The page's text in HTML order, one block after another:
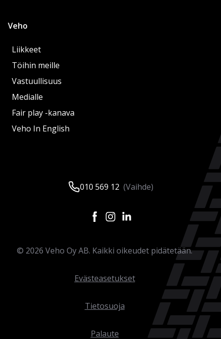
Veho
Liikkeet
Töihin meille
Vastuullisuus
Medialle
Fair play -kanava
Veho In English
010 569 12 (Vaihde)
© 2026 Veho Oy AB. Kaikki oikeudet pidätetään.
Evästeasetukset
Tietosuoja
Palaute